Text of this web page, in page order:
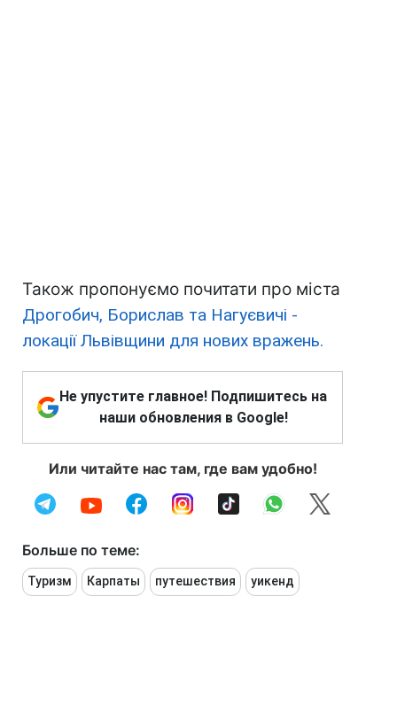
Також пропонуємо почитати про міста
Дрогобич, Борислав та Нагуєвичі -
локації Львівщини для нових вражень.
Не упустите главное! Подпишитесь на
наши обновления в Google!
Или читайте нас там, где вам удобно!
Больше по теме:
Туризм Карпаты путешествия уикенд